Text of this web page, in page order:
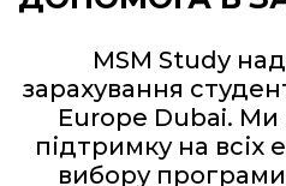
MSM Study
зарахування
Europe Dubai.
підтримку на всіх
вибору